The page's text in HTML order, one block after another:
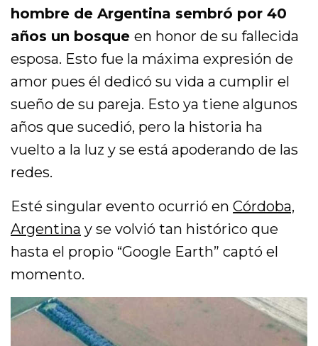
hombre de Argentina sembró por 40
años un bosqueen honor de su fallecida
esposa. Esto fue la máxima expresión de
amor pues él dedicó su vida a cumplir el
sueño de su pareja. Esto ya tiene algunos
años que sucedió, pero la historia ha
vuelto a la luz y se está apoderando de las
redes.
Esté singular evento ocurrió enCórdoba,
Argentina y se volvió tan histórico que
hasta el propio “Google Earth” captó el
momento.